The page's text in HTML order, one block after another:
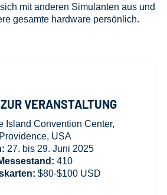
mit anderen Simulanten aus und
gesamte hardware persönlich.
VERANSTALTUNG
Island Convention Center,
Providence, USA
27. bis 29. Juni 2025
410
$80-$100 USD